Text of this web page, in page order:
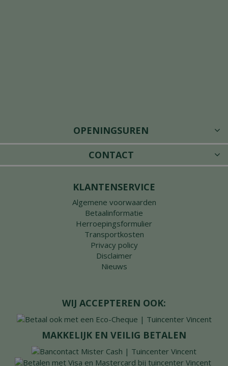
OPENINGSUREN
CONTACT
KLANTENSERVICE
Algemene voorwaarden
Betaalinformatie
Herroepingsformulier
Transportkosten
Privacy policy
Disclaimer
Nieuws
WIJ ACCEPTEREN OOK:
MAKKELIJK EN VEILIG BETALEN